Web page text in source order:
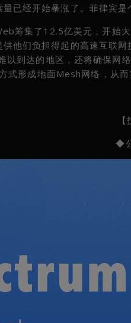
已经开始暴涨了。菲律宾
筹集了12.5亿美元，开始
他们负担得起的高速互联
以到达的地区，还将确保网
形成地面Mesh网络，从而
◆